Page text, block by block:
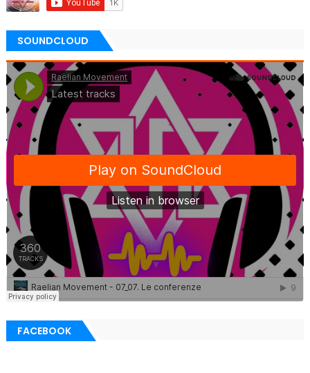
SOUNDCLOUD
FACEBOOK